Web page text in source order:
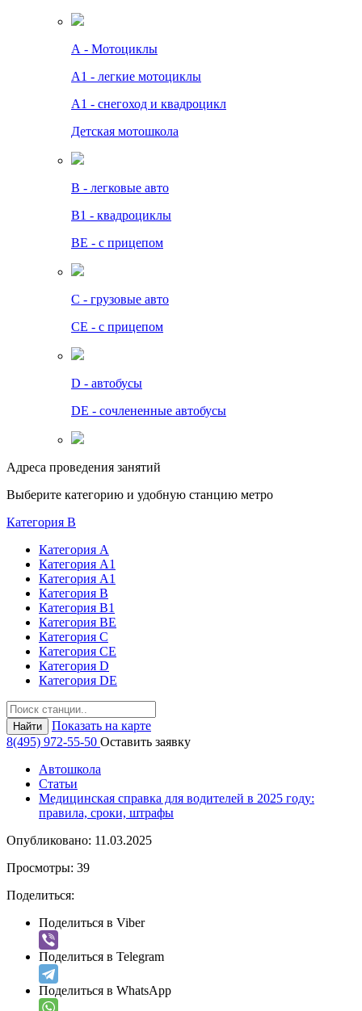
А - Мотоциклы
A1 - легкие мотоциклы
A1 - снегоход и квадроцикл
Детская мотошкола
B - легковые авто
В1 - квадроциклы
BE - с прицепом
C - грузовые авто
СЕ - с прицепом
D - автобусы
DE - сочлененные автобусы
Адреса проведения занятий
Выберите категорию и удобную станцию метро
Категория B
Категория А
Категория А1
Категория А1
Категория В
Категория В1
Категория BE
Категория С
Категория СЕ
Категория D
Категория DE
Найти
Показать на карте
8(495) 972-55-50 Оставить заявку
Автошкола
Статьи
Медицинская справка для водителей в 2025 году:
правила, сроки, штрафы
Опубликовано: 11.03.2025
Просмотры: 39
Поделиться:
Поделиться в Viber
Поделиться в Telegram
Поделиться в WhatsApp